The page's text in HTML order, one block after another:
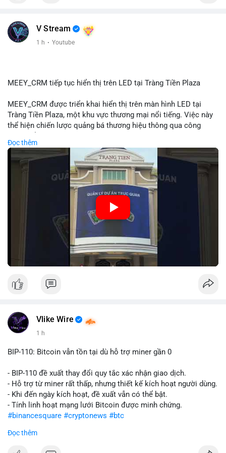
V Stream
1 h · Youtube
MEEY_CRM tiếp tục hiển thị trên LED tại Tràng Tiền Plaza
MEEY_CRM được triển khai hiển thị trên màn hình LED tại
Tràng Tiền Plaza, một khu vực thương mại nổi tiếng. Việc này
thể hiện chiến lược quảng bá thương hiệu thông qua công
lớn hàng ngày, giúp tăng cường nhận diện thương hiệu
MEEY_CRM. Mô hình này kết hợp công nghệ LED với việc đặt
sản tại điểm giao thông quan trọng.
🎥 Xem video trực tiếp tại:
Đọc thêm
Vlike Wire
1 h
BIP-110: Bitcoin vẫn tồn tại dù hỗ trợ miner gần 0
- BIP-110 đề xuất thay đổi quy tắc xác nhận giao dịch.
- Hỗ trợ từ miner rất thấp, nhưng thiết kế kích hoạt người dùng.
- Khi đến ngày kích hoạt, đề xuất vẫn có thể bật.
- Tính linh hoạt mạng lưới Bitcoin được minh chứng.
#binancesquare #cryptonews #btc
$btc
Đọc thêm